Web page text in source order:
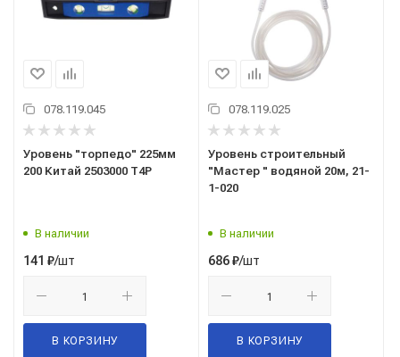
078.119.045
Уровень "торпедо" 225мм
200 Китай 2503000 T4P
В наличии
141 ₽/шт
В КОРЗИНУ
078.119.025
Уровень строительный
"Мастер " водяной 20м, 21-
1-020
В наличии
686₽/шт
В КОРЗИНУ